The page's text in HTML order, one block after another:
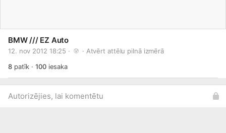
BMW /// EZ Auto
12. nov 2012 18:25 · · Atvērt attēlu pilnā izmērā
8patīk ·100iesaka
Autorizējies, lai komentētu